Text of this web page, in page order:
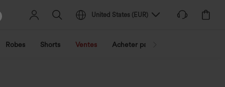
United States ( EUR)
Robes Shorts Ventes Acheter par activité